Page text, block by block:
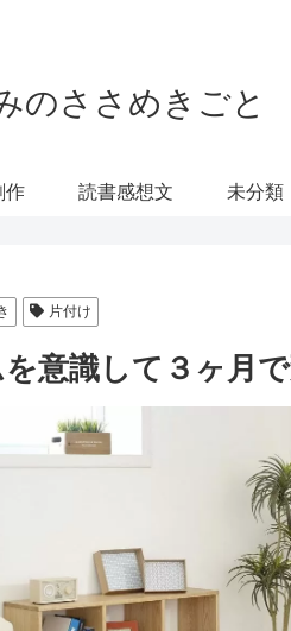
のささめきごと
作 読書感想文 未分類
片付け
意識して３ヶ月